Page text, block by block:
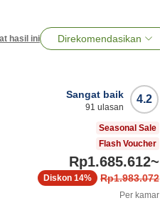
hasil ini Direkomendasikan
4.2
Sangat baik
91 ulasan
Seasonal Sale
Flash Voucher
Rp1.685.612~
Rp1.983.072
Diskon 14%
Per kamar